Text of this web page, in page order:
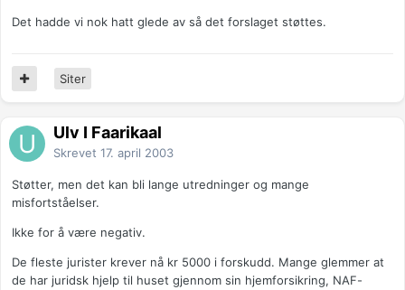
Det hadde vi nok hatt glede av så det forslaget støttes.
Siter
Ulv I Faarikaal
Skrevet 17. april 2003
Støtter, men det kan bli lange utredninger og mange
misfortståelser.
Ikke for å være negativ.
De fleste jurister krever nå kr 5000 i forskudd. Mange glemmer at
de har juridsk hjelp til huset gjennom sin hjemforsikring, NAF-